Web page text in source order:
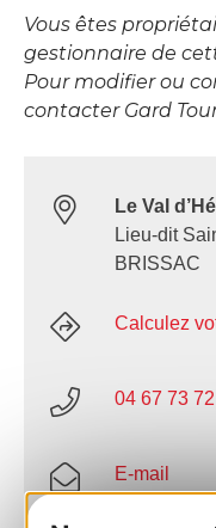
Vous êtes
gestionnaire de
Pour modifier ou
contacter Gard
Le Val
Lieu-dit
BRISSAC
Calculez
04 67 73
E-mail